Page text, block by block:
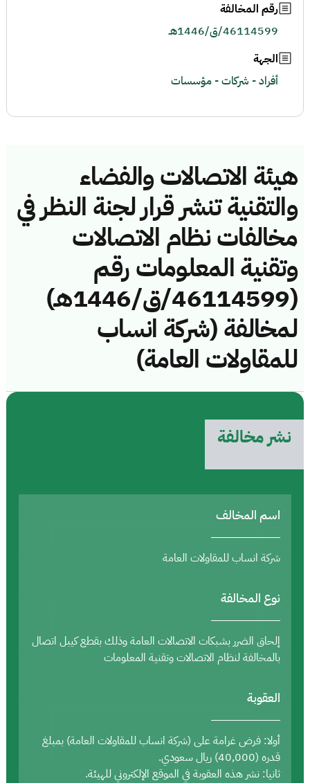
هيئة الاتصالات والفضاء
والتقنية تنشر قرار لجنة النظر في
مخالفات نظام الاتصالات
وتقنية المعلومات رقم
(46114599/ق/1446هـ)
لمخالفة (شركة انساب
للمقاولات العامة)
نشر مخالفة
اسم المخالف
شركة انساب للمقاولات العامة
نوع المخالفة
إلحاق الضرر بشبكات الاتصالات العامة وذلك بقطع كيبل اتصال
بالمخالفة لنظام الاتصالات وتقنية المعلومات
العقوبة
أولا: فرض غرامة على (شركة انساب للمقاولات العامة) بمبلغ
قدره (40,000) ريال سعودي.
ثانيا: نشر هذه العقوبة في الموقع الإلكتروني للهيئة.
رقم المخالفة
46114599/ق/1446هـ
الجهة
أفراد - شركات - مؤسسات